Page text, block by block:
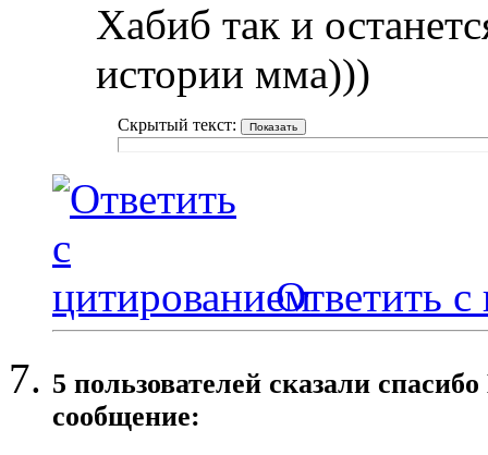
Хабиб так и
истории мма)))
Скрытый текст:
Ответить с
5 пользователей сказали
сообщение: